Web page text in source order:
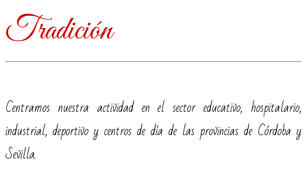
Tradición
Centramos nuestra actividad en el sector educativo, hospitalario,
industrial, deportivo y centros de día de las provincias de Córdoba y
Sevilla.